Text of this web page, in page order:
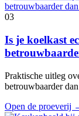
03
Is je koelkast
Praktische uitleg
betrouwbaarder
Open de proeverij